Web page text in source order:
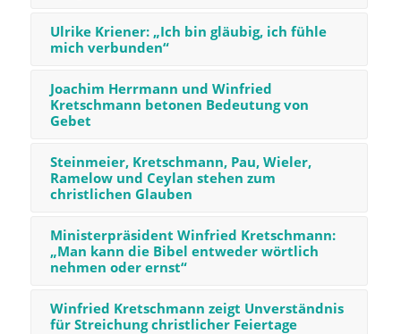
Ulrike Kriener: „Ich bin gläubig, ich fühle
mich verbunden“
Joachim Herrmann und Winfried
Kretschmann betonen Bedeutung von
Gebet
Steinmeier, Kretschmann, Pau, Wieler,
Ramelow und Ceylan stehen zum
christlichen Glauben
Ministerpräsident Winfried Kretschmann:
„Man kann die Bibel entweder wörtlich
nehmen oder ernst“
Winfried Kretschmann zeigt Unverständnis
für Streichung christlicher Feiertage